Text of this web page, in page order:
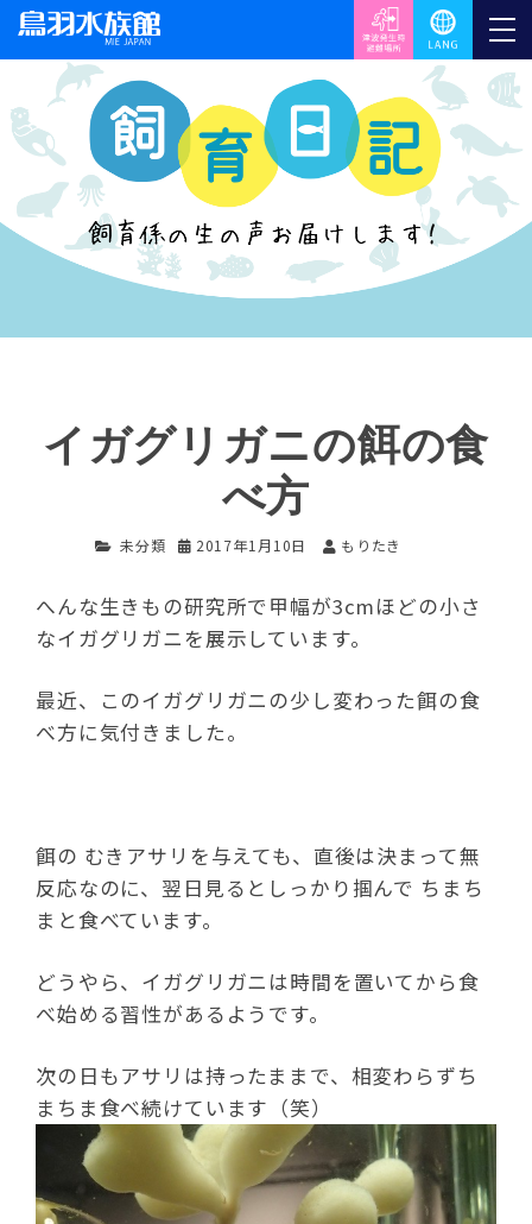
イガグリガニの餌の食
べ方
未分類 2017年1月10日 もりたき
へんな生きもの研究所で甲幅が3cmほどの小さ
なイガグリガニを展示しています。
最近、このイガグリガニの少し変わった餌の食
べ方に気付きました。
餌の むきアサリを与えても、直後は決まって無
反応なのに、翌日見るとしっかり掴んで ちまち
まと食べています。
どうやら、イガグリガニは時間を置いてから食
べ始める習性があるようです。
次の日もアサリは持ったままで、相変わらずち
まちま食べ続けています（笑）